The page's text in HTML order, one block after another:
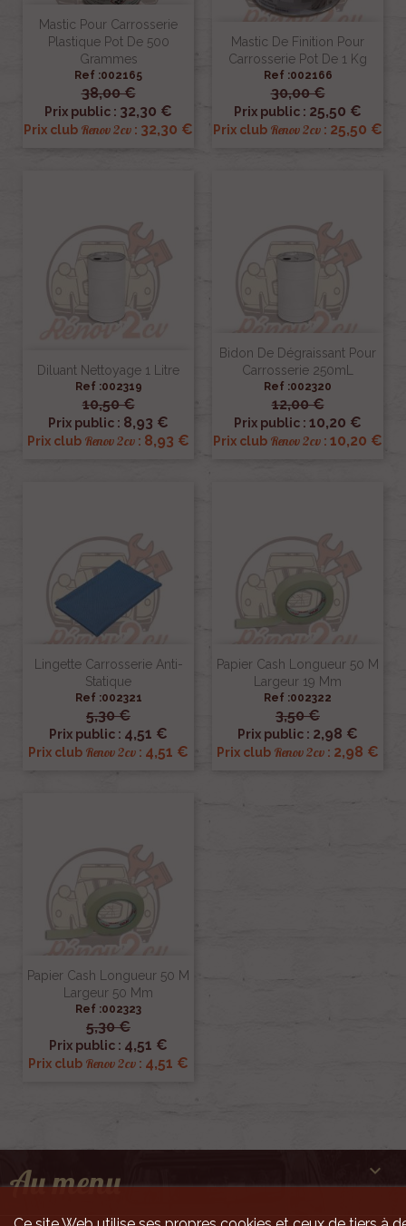
Mastic Pour Carrosserie
Plastique Pot De 500
Grammes
Ref :002165
38,00 €
Prix public : 32,30 €
Prix club Renov 2cv : 32,30 €
Mastic De Finition Pour
Carrosserie Pot De 1 Kg
Ref :002166
30,00 €
Prix public : 25,50 €
Prix club Renov 2cv : 25,50 €
Diluant Nettoyage 1 Litre
Ref :002319
10,50 €
Prix public : 8,93 €
Prix club Renov 2cv : 8,93 €
Bidon De Dégraissant Pour
Carrosserie 250mL
Ref :002320
12,00 €
Prix public : 10,20 €
Prix club Renov 2cv : 10,20 €
Lingette Carrosserie Anti-
Statique
Ref :002321
5,30 €
Prix public : 4,51 €
Prix club Renov 2cv : 4,51 €
Papier Cash Longueur 50 M
Largeur 19 Mm
Ref :002322
3,50 €
Prix public : 2,98 €
Prix club Renov 2cv : 2,98 €
Papier Cash Longueur 50 M
Largeur 50 Mm
Ref :002323
5,30 €
Prix public : 4,51 €
Prix club Renov 2cv : 4,51 €
Au menu 